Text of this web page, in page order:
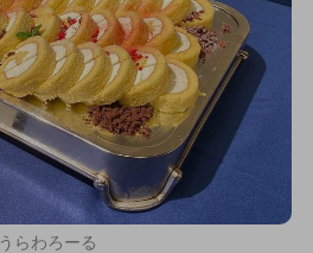
うらわろーる